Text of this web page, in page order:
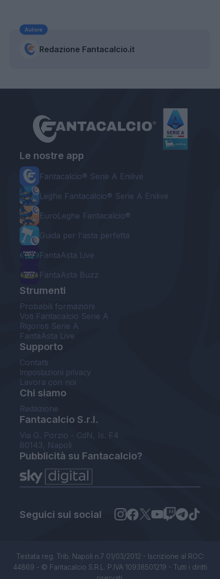
Autore
Redazione Fantacalcio.it
Le nostre app
Fantacalcio® Serie A Enilive
Leghe Fantacalcio® Serie A Enilive
EuroLeghe Fantacalcio®
Guida per l'asta perfetta
FantaAsta Live
FantaAsta Buzz
Strumenti
Probabili formazioni
Voti Fantacalcio Serie A
Rigoristi Serie A
FantaAsta Live
Supporto
Contatti
Impostazioni privacy
Lavora con noi
Chi siamo
Redazione
Fantacalcio S.r.l.
Via G. Porzio - CdN, Is. F4
80143, Napoli
Pubblicità su Fantacalcio?
Seguici sui social
Testata reg. Trib. Napoli n.7 01/03/2012 - Iscrizione al ROC:
44869 - © Fantacalcio S.R.L. P.IVA 10938501219 - Tutti i diritti